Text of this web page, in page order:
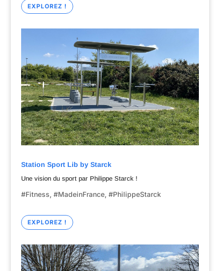
EXPLOREZ !
Station Sport Lib by Starck
Une vision du sport par Philippe Starck !
#Fitness, #MadeinFrance, #PhilippeStarck
EXPLOREZ !